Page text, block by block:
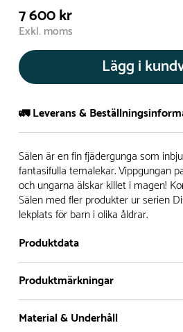
7 600 kr
Exkl. moms
Lägg i
🚛 Leverans &
Normalt sätt tillverkar vi alla
Detta gör vi för att garantera att du
som legat på en hylla under längre
livslängden på produkten.
Däremot har vi många produkter
levereras i stort sett omgående,
gungor, mål, basket, bordtennis,
klätternät, studsmattor, bänkbord
Normalt sätt är leveranstiden på
Sälen är en fin fjädergunga som
fantasifulla temalekar. Vippgungan
och ungarna älskar killet i magen!
Sälen med fler produkter ur serien
lekplats för barn i olika åldrar.
Produktdata
Produktmärkningar
Material & Underhåll